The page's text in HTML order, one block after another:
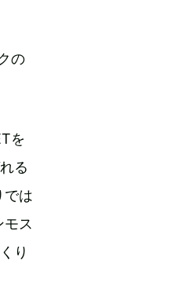
の
を
る
では
ス
り